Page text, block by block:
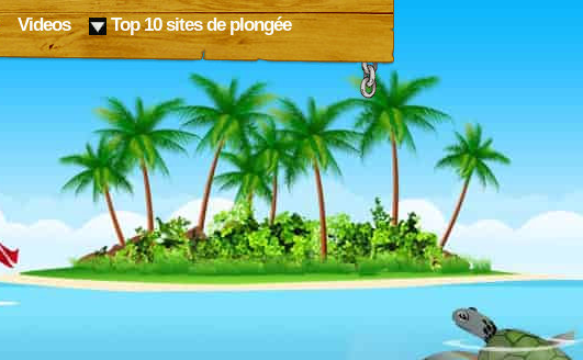
Videos Top 10 sites de plongée